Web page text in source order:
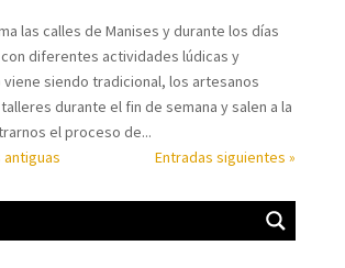
las calles de Manises y durante los días
con diferentes actividades lúdicas y
viene siendo tradicional, los artesanos
durante el fin de semana y salen a la
el proceso de...
antiguas
Entradas siguientes »